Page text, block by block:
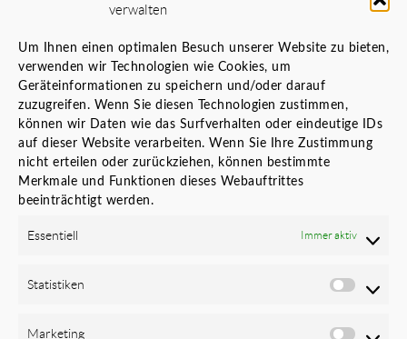
verwalten
Um Ihnen einen optimalen Besuch unserer Website zu bieten,
verwenden wir Technologien wie Cookies, um
Geräteinformationen zu speichern und/oder darauf
zuzugreifen. Wenn Sie diesen Technologien zustimmen,
können wir Daten wie das Surfverhalten oder eindeutige IDs
auf dieser Website verarbeiten. Wenn Sie Ihre Zustimmung
nicht erteilen oder zurückziehen, können bestimmte
Merkmale und Funktionen dieses Webauftrittes
beeinträchtigt werden.
Essentiell Immer aktiv
Statistiken
Marketing
Bauherrenvertretung
Innenarchitekt Banken
Örtliche Bauaufsicht (ÖBA)
Planungs- und Baustellenkoordinator
LINKS
Karriere
Cookie-Richtlinie (EU)
Newsletter
FOLGEN SIE UNS